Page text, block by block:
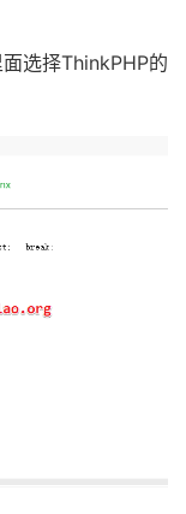
选择ThinkPHP的